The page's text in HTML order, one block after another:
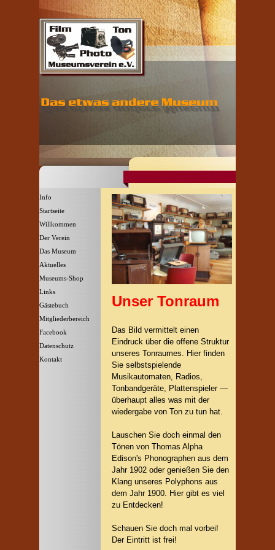
Direkt zum Seiteninhalt
Menü überspringen
Info
Startseite
Willkommen
▼
Der Verein
Das Museum
▼
Aktuelles
▼
Museums-Shop
Links
Gästebuch
Mitgliederbereich
Facebook
Datenschutz
Kontakt
Unser Tonraum
Das Bild vermittelt einen
Eindruck über die offene Struktur
unseres Tonraumes. Hier finden
Sie selbstspielende
Musikautomaten, Radios,
Tonbandgeräte, Plattenspieler —
überhaupt alles was mit der
wiedergabe von Ton zu tun hat.
Lauschen Sie doch einmal den
Tönen von Thomas Alpha
Edison's Phonographen aus dem
Jahr 1902 oder genießen Sie den
Klang unseres Polyphons aus
dem Jahr 1900. Hier gibt es viel
zu Entdecken!
Schauen Sie doch mal vorbei!
Der Eintritt ist frei!